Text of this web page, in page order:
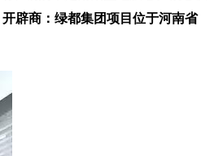
辟商：绿都集团项目位于河南省